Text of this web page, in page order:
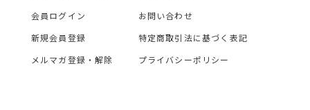
会員ログイン
新規会員登録
メルマガ登録・解除
お問い合わせ
特定商取引法に基づく表記
プライバシーポリシー